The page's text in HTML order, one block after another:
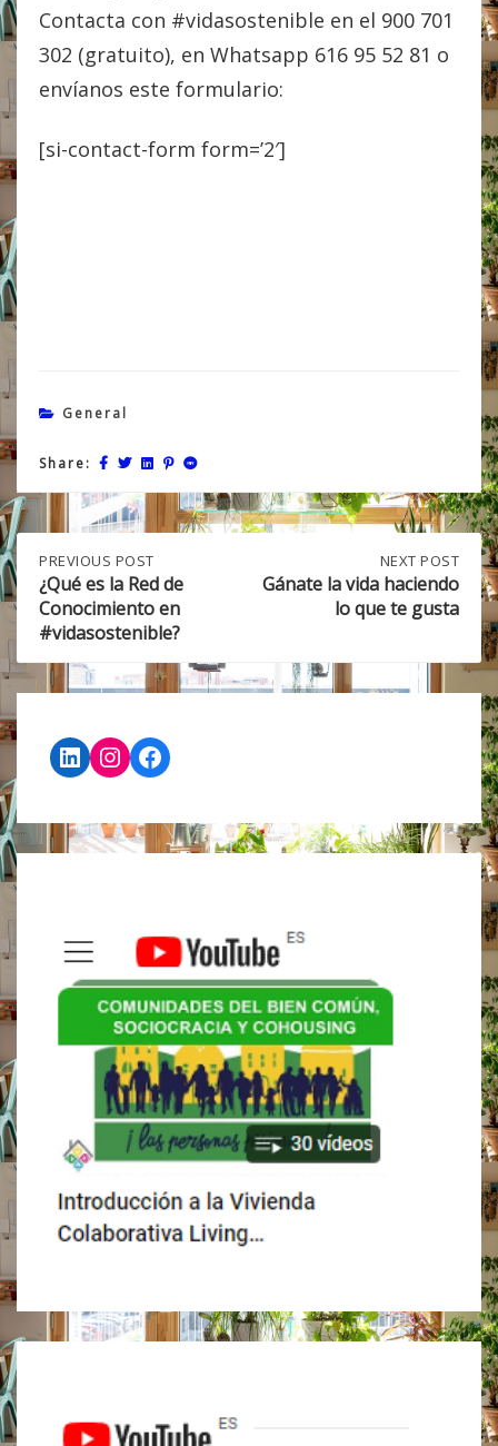
Contacta con #vidasostenible en el 900 701
302 (gratuito), en Whatsapp 616 95 52 81 o
envíanos este formulario:
[si-contact-form form=’2′]
General
Share:
Post
navigation
PREVIOUS
POST:
¿QUÉ
ES
LA
RED
DE
#VIDASOSTENIBLE?
PREVIOUS POST
¿Qué es la Red de
Conocimiento en
#vidasostenible?
POST:
HACIENDO
LO
NEXT POST
Gánate la vida haciendo
lo que te gusta
LinkedIn
Instagram
Facebook